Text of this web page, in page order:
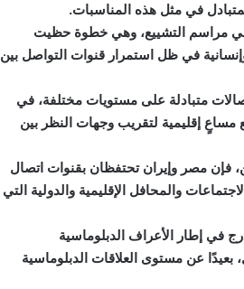
في مثل هذه المناسبات.
في مراسم التشييع، وهي خطوة حظيت
في ظل استمرار قنوات التواصل بين
متبادلة على مستويات مختلفة، في
مساعٍ إقليمية لتقريب وجهات النظر بين
فإن مصر وإيران تحتفظان بقنوات اتصال
والمحافل الإقليمية والدولية التي
في إطار الأعراف الدبلوماسية
بعيدًا عن مستوى العلاقات الدبلوماسية